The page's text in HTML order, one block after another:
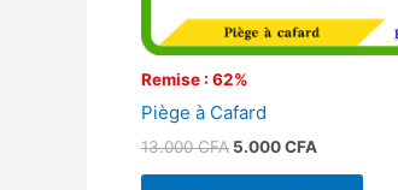
Remise : 62%
Piège à Cafard
13.000CFA 5.000CFA